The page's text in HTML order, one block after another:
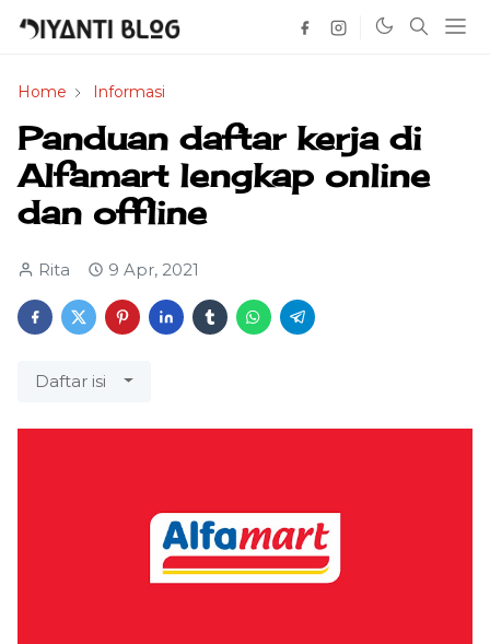
Home Informasi
Panduan daftar kerja di
Alfamart lengkap online
dan offline
Rita 9 Apr, 2021
Daftar isi